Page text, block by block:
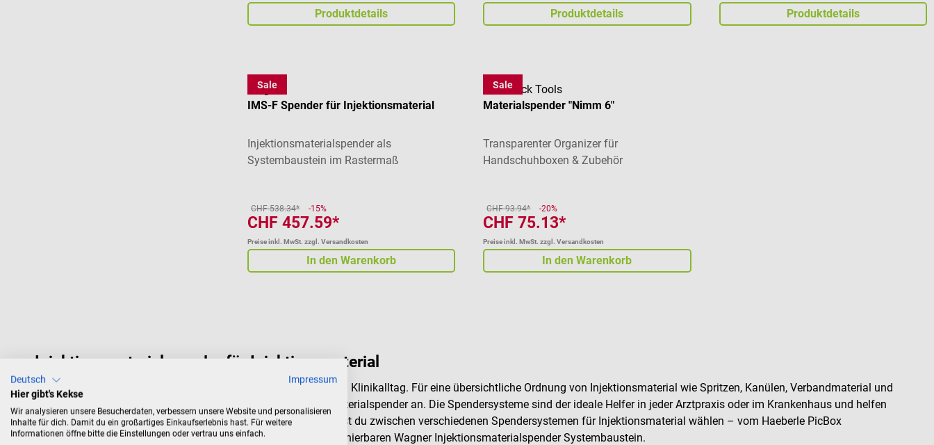
Produktdetails Produktdetails Produktdetails
Sale
Wagner
IMS-F Spender für Injektionsmaterial
Injektionsmaterialspender als
Systembaustein im Rastermaß
CHF 538.34* -15%
CHF 457.59*
Preise inkl. MwSt. zzgl. Versandkosten
In den Warenkorb
Sale
DocCheck Tools
Materialspender "Nimm 6"
Transparenter Organizer für
Handschuhboxen & Zubehör
CHF 93.94* -20%
CHF 75.13*
Preise inkl. MwSt. zzgl. Versandkosten
In den Warenkorb
Injektionsmaterialspender für Injektionsmaterial
Ordnung ist das halbe Leben – so auch im täglichen Praxis- und Klinikalltag. Für eine übersichtliche Ordnung von Injektionsmaterial wie Spritzen, Kanülen, Verbandmaterial und
anderen Kleinteilen bieten sich deshalb praktische Injektionsmaterialspender an. Die Spendersysteme sind der ideale Helfer in jeder Arztpraxis oder im Krankenhaus und helfen
dir, Ordnung und Überblick zu wahren. Im DocCheck Shop kannst du zwischen verschiedenen Spendersystemen für Injektionsmaterial wählen – vom Haeberle PicBox
Injektionsmaterialspender für die Wandmontage bis zum kombinierbaren Wagner Injektionsmaterialspender Systembaustein.
Deutsch
Impressum
Hier gibt's Kekse
Wir analysieren unsere Besucherdaten, verbessern unsere Website und personalisieren
Inhalte für dich. Damit du ein großartiges Einkaufserlebnis hast. Für weitere
Informationen öffne bitte die Einstellungen oder vertrau uns einfach.